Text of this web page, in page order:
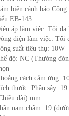
biến cảnh báo Công
143
áp làm việc: Tối đa
điện làm việc: Tối
suất tiêu thụ: 10W
độ: NC (Thường
cách cảm ứng:
thước: Phần sậy:
dài) mm
nam châm: 19